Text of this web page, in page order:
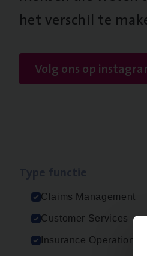
het verschil te
Volg ons op
Claims Management
Customer Services
Insurance Operations